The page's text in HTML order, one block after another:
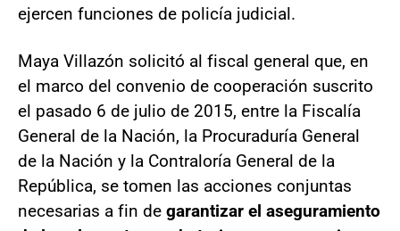
ejercen funciones de policía judicial.
Maya Villazón solicitó al fiscal general que, en
el marco del convenio de cooperación suscrito
el pasado 6 de julio de 2015, entre la Fiscalía
General de la Nación, la Procuraduría General
de la Nación y la Contraloría General de la
República, se tomen las acciones conjuntas
necesarias a fin de garantizar el aseguramiento